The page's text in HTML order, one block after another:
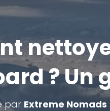
? Un
par Extreme Nomads